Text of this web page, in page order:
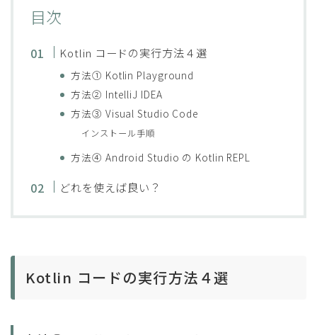
目次
Kotlin コードの実行方法４選
方法① Kotlin Playground
方法② IntelliJ IDEA
方法③ Visual Studio Code
インストール手順
方法④ Android Studio の Kotlin REPL
どれを使えば良い？
Kotlin コードの実行方法４選